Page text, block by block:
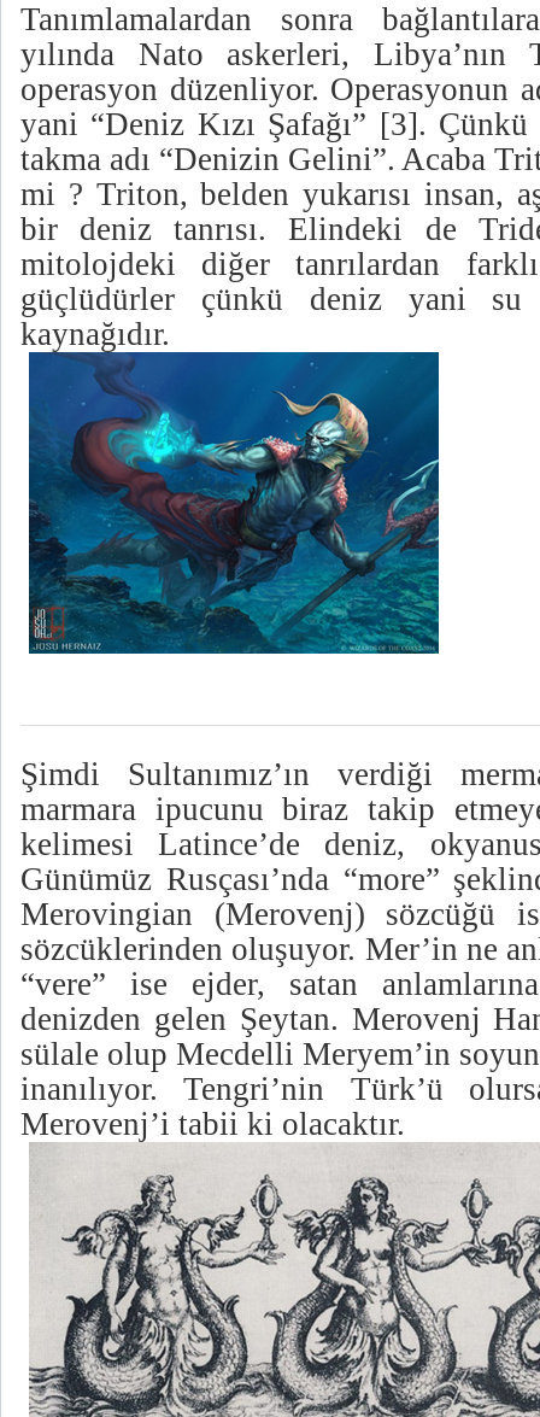
Tanımlamalardan sonra
yılında Nato askerleri,
operasyon düzenliyor. Operasyonun
yani “Deniz Kızı Şafağı” [3].
takma adı “Denizin Gelini”. Acaba
mi ? Triton, belden yukarısı insan,
bir deniz tanrısı. Elindeki de
mitolojdeki diğer tanrılardan
güçlüdürler çünkü deniz yani su
kaynağıdır.
Şimdi Sultanımız’ın verdiği
marmara ipucunu biraz takip
kelimesi Latince’de deniz,
Günümüz Rusçası’nda “more”
Merovingian (Merovenj) sözcüğü
sözcüklerinden oluşuyor. Mer’in ne
“vere” ise ejder, satan
denizden gelen Şeytan. Merovenj
sülale olup Mecdelli Meryem’in
inanılıyor. Tengri’nin Türk’ü
Merovenj’i tabii ki olacaktır.